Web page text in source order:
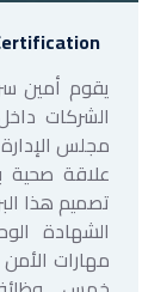
يقوم أمين
الشركات
مجلس
علاقة صحية
الشهادة
مهارات